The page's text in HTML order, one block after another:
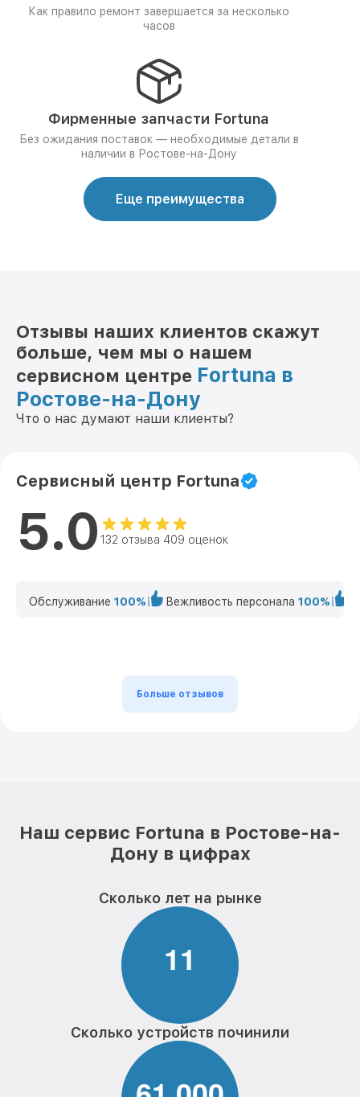
Как правило ремонт завершается за несколько
часов
Фирменные запчасти Fortuna
Без ожидания поставок — необходимые детали в
наличии в Ростове-на-Дону
Еще преимущества
Отзывы наших клиентов скажут
больше, чем мы о нашем
сервисном центре Fortuna в
Ростове-на-Дону
Что о нас думают наши клиенты?
Сервисный центр Fortuna
5.0 132 отзыва 409 оценок
Обслуживание 100% Вежливость персонала 100%
Больше отзывов
Наш сервис Fortuna в Ростове-на-
Дону в цифрах
Сколько лет на рынке
11
Сколько устройств починили